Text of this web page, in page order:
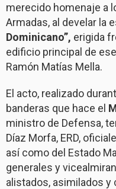
merecido homenaje a
Armadas, al develar la
Dominicano”, erigida
edificio principal de
Ramón Matías Mella.
El acto, realizado
banderas que hace el
ministro de Defensa,
Díaz Morfa, ERD,
así como del Estado
generales y
alistados, asimilados y